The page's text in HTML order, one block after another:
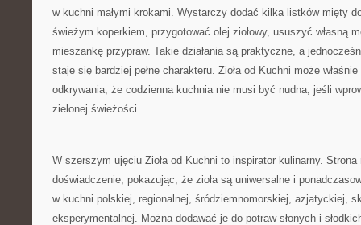
w kuchni małymi krokami. Wystarczy dodać kilka listków mięty
świeżym koperkiem, przygotować olej ziołowy, ususzyć własną
mieszankę przypraw. Takie działania są praktyczne, a
staje się bardziej pełne charakteru. Zioła od Kuchni może
odkrywania, że codzienna kuchnia nie musi być nudna, jeśli
zielonej świeżości.
W szerszym ujęciu Zioła od Kuchni to inspirator kulinarny. Strona
doświadczenie, pokazując, że zioła są uniwersalne i
w kuchni polskiej, regionalnej, śródziemnomorskiej, azjatyckiej,
eksperymentalnej. Można dodawać je do potraw słonych i